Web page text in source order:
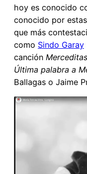
hoy es conocido
conocido por
que más
como Sindo Garay
canción Merceditas
Última palabra a
Ballagas o Jaime